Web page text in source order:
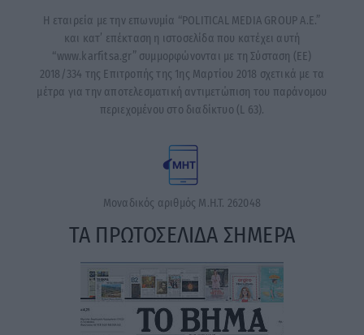
Η εταιρεία με την επωνυμία “POLITICAL MEDIA GROUP A.E.”
και κατ’ επέκταση η ιστοσελίδα που κατέχει αυτή
“www.karfitsa.gr” συμμορφώνονται με τη Σύσταση (ΕΕ)
2018/334 της Επιτροπής της 1ης Μαρτίου 2018 σχετικά με τα
μέτρα για την αποτελεσματική αντιμετώπιση του παράνομου
περιεχομένου στο διαδίκτυο (L 63).
Μοναδικός αριθμός Μ.Η.Τ. 262048
ΤΑ ΠΡΩΤΟΣΕΛΙΔΑ ΣΗΜΕΡΑ